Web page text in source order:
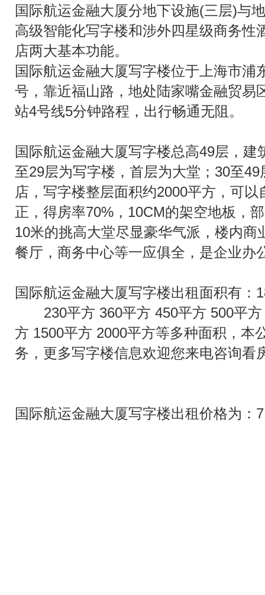
国际航运金融大厦分地下设施(三层)与
高级智能化写字楼和涉外四星级商务性
店两大基本功能。
国际航运金融大厦写字楼位于上海市浦
号，靠近福山路，地处陆家嘴金融贸易
站4号线5分钟路程，出行畅通无阻。
国际航运金融大厦写字楼总高49层，建
至29层为写字楼，首层为大堂；30至
店，写字楼整层面积约2000平方，可
正，得房率70%，10CM的架空地板，
10米的挑高大堂尽显豪华气派，楼内商
餐厅，商务中心等一应俱全，是企业办
国际航运金融大厦写字楼出租面积有：
230平方 360平方 450平方 500平方
方 1500平方 2000平方等多种面积，本
务，更多写字楼信息欢迎您来电咨询看
国际航运金融大厦写字楼出租价格为：